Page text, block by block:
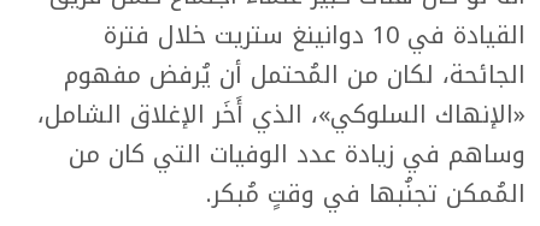
القيادة في 10 دوانينغ ستريت خلال فترة
الجائحة، لكان من المُحتمل أن يُرفض مفهوم
«الإنهاك السلوكي»، الذي أَخَر الإغلاق الشامل،
وساهم في زيادة عدد الوفيات التي كان من
المُمكن تجنُبها في وقتٍ مُبكر.